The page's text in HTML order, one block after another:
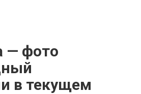
— фото
в текущем